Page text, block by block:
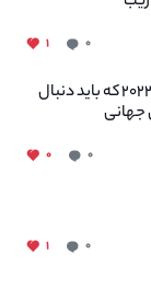
۰ ۱
مهم ترین رویداد های کریپتویی ۲۰۲۳ که باید دنبال
جهانی
۰ ۰
۰ ۱